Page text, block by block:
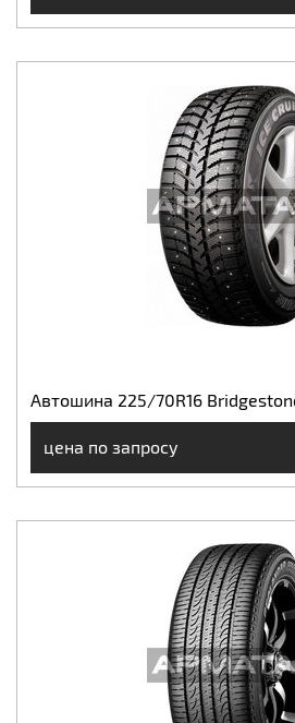
Автошина 225/70R16
цена по запросу